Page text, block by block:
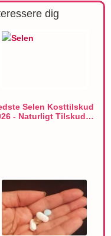
dig
Selen Kosttilskud
- Naturligt Tilskud…